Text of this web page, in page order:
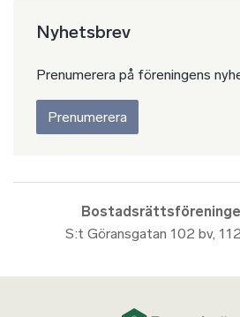
Nyhetsbrev
Prenumerera på föreningens
Prenumerera
S:t Göransgatan 102 bv,